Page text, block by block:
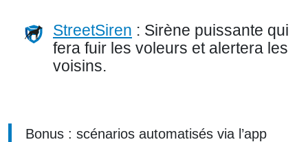
StreetSiren : Sirène puissante qui
fera fuir les voleurs et alertera les
voisins.
Bonus : scénarios automatisés via l’app